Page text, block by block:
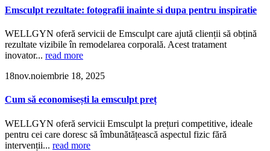
Emsculpt rezultate: fotografii inainte si dupa pentru inspiratie
WELLGYN oferă servicii de Emsculpt care ajută clienții să obțină
rezultate vizibile în remodelarea corporală. Acest tratament
inovator... read more
18nov.noiembrie 18, 2025
Cum să economisești la emsculpt preț
WELLGYN oferă servicii Emsculpt la prețuri competitive, ideale
pentru cei care doresc să îmbunătățească aspectul fizic fără
intervenții... read more